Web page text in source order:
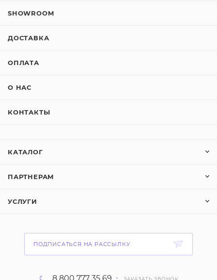
SHOWROOM
ДОСТАВКА
ОПЛАТА
О НАС
КОНТАКТЫ
КАТАЛОГ
ПАРТНЕРАМ
УСЛУГИ
ПОДПИСАТЬСЯ НА РАССЫЛКУ